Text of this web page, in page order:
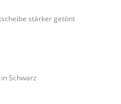
stärker getönt
Schwarz